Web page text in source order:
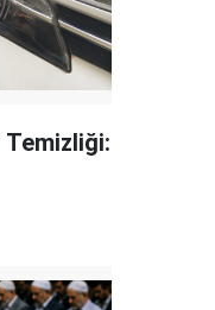
Temizliği: